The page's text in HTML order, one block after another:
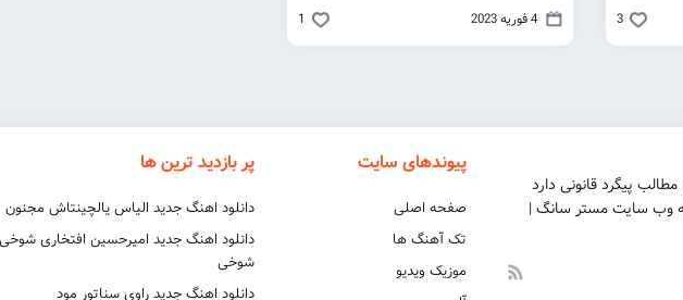
3 4 فوریه 2023 1
پیگرد قانونی دارد
وب سایت مستر سانگ |
پیوندهای سایت
صفحه اصلی
تک آهنگ ها
موزیک ویدیو
پر بازدید ترین ها
دانلود اهنگ جدید الیاس یالچینتاش مجنون
دانلود اهنگ جدید امیرحسین افتخاری شوخی
شوخی
دانلود اهنگ جدید راوی سناتور مود